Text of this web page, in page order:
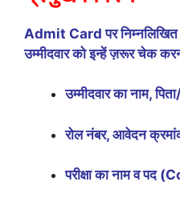
Admit Card पर निम्नलिखित
उम्मीदवार को इन्हें ज़रूर चेक
उम्मीदवार का नाम,
रोल नंबर, आवेदन
परीक्षा का नाम व